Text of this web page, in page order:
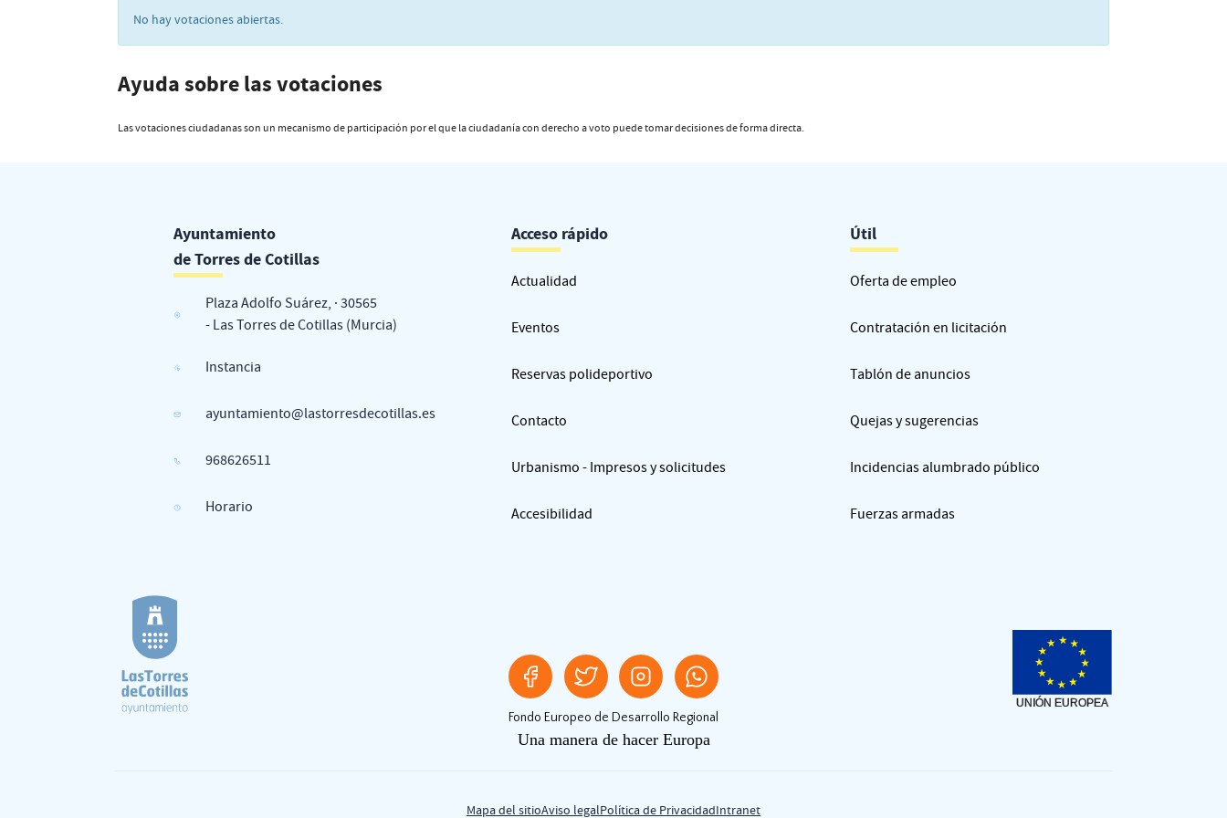
No hay votaciones abiertas.
Ayuda sobre las votaciones
Las votaciones ciudadanas son un mecanismo de participación por el que la ciudadanía con derecho a voto puede tomar decisiones de forma directa.
Ayuntamiento
de Torres de Cotillas
Plaza Adolfo Suárez, · 30565
- Las Torres de Cotillas (Murcia)
Instancia
ayuntamiento@lastorresdecotillas.es
968626511
Horario
Acceso rápido
Actualidad
Eventos
Reservas polideportivo
Contacto
Urbanismo - Impresos y solicitudes
Accesibilidad
Útil
Oferta de empleo
Contratación en licitación
Tablón de anuncios
Quejas y sugerencias
Incidencias alumbrado público
Fuerzas armadas
Fondo Europeo de Desarrollo Regional
Una manera de hacer Europa
Mapa del sitioAviso legalPolítica de PrivacidadIntranet